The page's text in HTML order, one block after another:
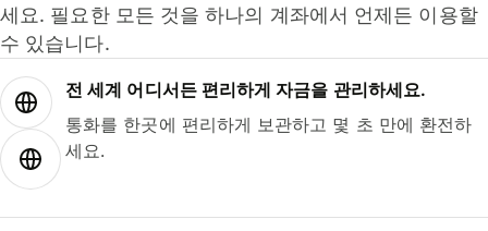
세요. 필요한 모든 것을 하나의 계좌에서 언제든 이용할
수 있습니다.
전 세계 어디서든 편리하게 자금을 관리하세요.
통화를 한곳에 편리하게 보관하고 몇 초 만에 환전하
세요.